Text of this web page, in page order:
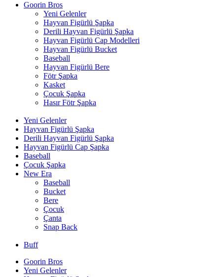
Goorin Bros
Yeni Gelenler
Hayvan Figürlü Şapka
Derili Hayvan Figürlü Şapka
Hayvan Figürlü Cap Modelleri
Hayvan Figürlü Bucket
Baseball
Hayvan Figürlü Bere
Fötr Şapka
Kasket
Çocuk Şapka
Hasır Fötr Şapka
Yeni Gelenler
Hayvan Figürlü Şapka
Derili Hayvan Figürlü Şapka
Hayvan Figürlü Cap Şapka
Baseball
Çocuk Şapka
New Era
Baseball
Bucket
Bere
Çocuk
Çanta
Snap Back
Buff
Goorin Bros
Yeni Gelenler